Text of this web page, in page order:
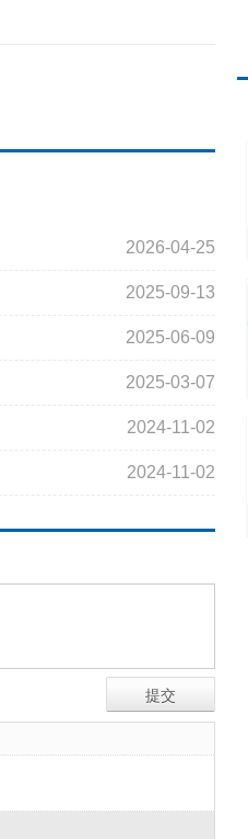
2026-04-25
2025-09-13
2025-06-09
2025-03-07
2024-11-02
2024-11-02